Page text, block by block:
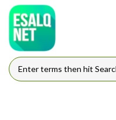
Pular para o conteúdo principal